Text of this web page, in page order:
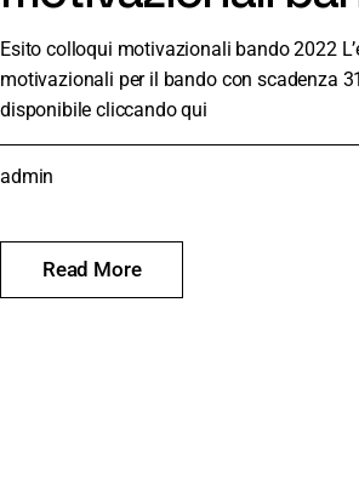
Esito colloqui motivazionali bando 2022
motivazionali per il bando con scadenza
disponibile cliccando qui
Read More
admin